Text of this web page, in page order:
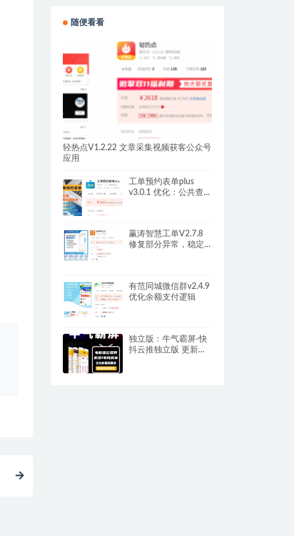
随便看看
轻热点V1.2.22 文章采集视频获客公众号
应用
工单预约表单plus
v3.0.1 优化：公共查询
赢涛智慧工单V2.7.8
修复部分异常，稳定
有范同城微信群v2.4.9
优化余额支付逻辑
独立版：牛气霸屏-快
抖云推独立版 更新至